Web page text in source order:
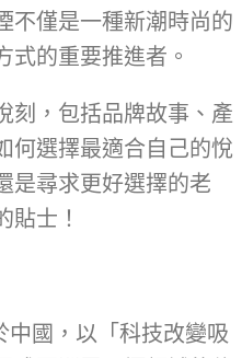
不僅是一種新潮時尚的
式的重要推進者。
刻，包括品牌故事、產
何選擇最適合自己的悅
是尋求更好選擇的老
貼士！
國，以「科技改變吸